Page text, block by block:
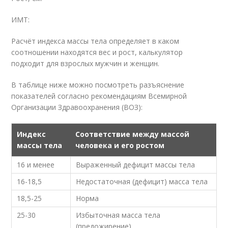
ИМТ:
Расчёт индекса массы тела определяет в каком
соотношении находятся вес и рост, калькулятор
подходит для взрослых мужчин и женщин.
В таблице ниже можно посмотреть разъяснение
показателей согласно рекомендациям Всемирной
Организации Здравоохранения (ВОЗ):
Индекс
массы тела
Соответствие между массой
человека и его ростом
16 и менее
Выраженный дефицит массы тела
16-18,5
Недостаточная (дефицит) масса тела
18,5-25
Норма
25-30
Избыточная масса тела
(предожирение)